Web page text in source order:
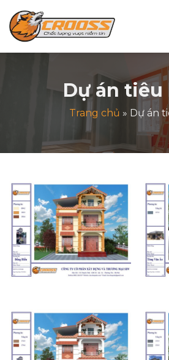
qua
nội
dung
Dự án tiêu
Trang chủ » Dự án